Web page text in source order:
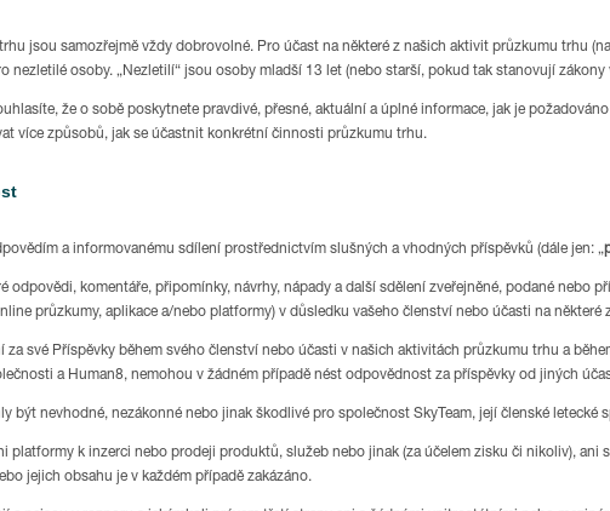
jsou samozřejmě vždy dobrovolné. Pro účast na některé z našich aktivit průzkumu trhu
nezletilé osoby. „Nezletilí“ jsou osoby mladší 13 let (nebo starší, pokud tak stanovují zákony
že o sobě poskytnete pravdivé, přesné, aktuální a úplné informace, jak je
více způsobů, jak se účastnit konkrétní činnosti průzkumu trhu.
a informovanému sdílení prostřednictvím slušných a vhodných příspěvků (dále jen: „
odpovědi, komentáře, připomínky, návrhy, nápady a další sdělení zveřejněné, podané nebo
průzkumy, aplikace a/nebo platformy) v důsledku vašeho členství nebo účasti na
za své Příspěvky během svého členství nebo účasti v našich aktivitách průzkumu trhu a
a Human8, nemohou v žádném případě nést odpovědnost za příspěvky od jiných
být nevhodné, nezákonné nebo jinak škodlivé pro společnost SkyTeam, její členské letecké
platformy k inzerci nebo prodeji produktů, služeb nebo jinak (za účelem zisku či nikoliv), ani
jejich obsahu je v každém případě zakázáno.